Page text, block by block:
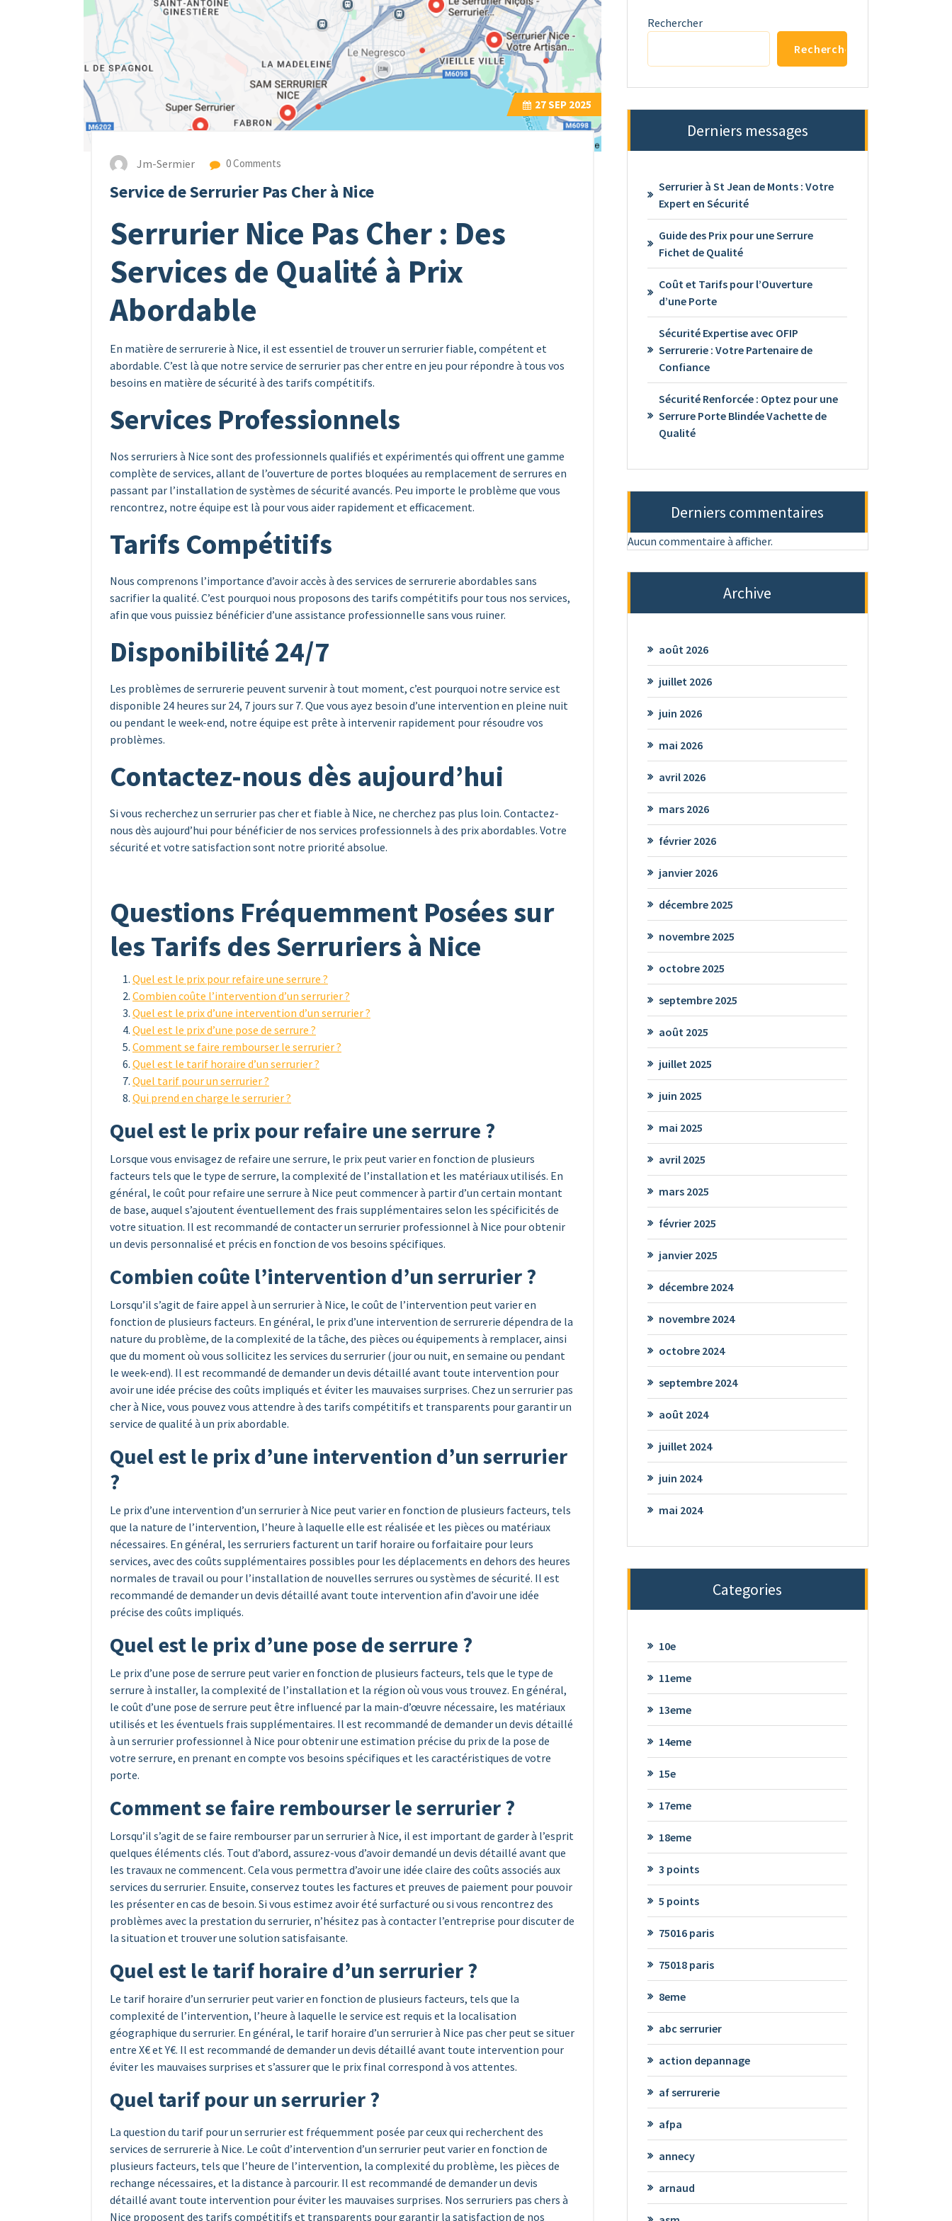
27SEP 2025
Jm-Sermier 0 Comments
Service de Serrurier Pas Cher à Nice
Serrurier Nice Pas Cher : Des
Services de Qualité à Prix
Abordable
En matière de serrurerie à Nice, il est essentiel de trouver un serrurier fiable, compétent et
abordable. C’est là que notre service de serrurier pas cher entre en jeu pour répondre à tous vos
besoins en matière de sécurité à des tarifs compétitifs.
Services Professionnels
Nos serruriers à Nice sont des professionnels qualifiés et expérimentés qui offrent une gamme
complète de services, allant de l’ouverture de portes bloquées au remplacement de serrures en
passant par l’installation de systèmes de sécurité avancés. Peu importe le problème que vous
rencontrez, notre équipe est là pour vous aider rapidement et efficacement.
Tarifs Compétitifs
Nous comprenons l’importance d’avoir accès à des services de serrurerie abordables sans
sacrifier la qualité. C’est pourquoi nous proposons des tarifs compétitifs pour tous nos services,
afin que vous puissiez bénéficier d’une assistance professionnelle sans vous ruiner.
Disponibilité 24/7
Les problèmes de serrurerie peuvent survenir à tout moment, c’est pourquoi notre service est
disponible 24 heures sur 24, 7 jours sur 7. Que vous ayez besoin d’une intervention en pleine nuit
ou pendant le week-end, notre équipe est prête à intervenir rapidement pour résoudre vos
problèmes.
Contactez-nous dès aujourd’hui
Si vous recherchez un serrurier pas cher et fiable à Nice, ne cherchez pas plus loin. Contactez-
nous dès aujourd’hui pour bénéficier de nos services professionnels à des prix abordables. Votre
sécurité et votre satisfaction sont notre priorité absolue.
Questions Fréquemment Posées sur
les Tarifs des Serruriers à Nice
Quel est le prix pour refaire une serrure ?
Combien coûte l’intervention d’un serrurier ?
Quel est le prix d’une intervention d’un serrurier ?
Quel est le prix d’une pose de serrure ?
Comment se faire rembourser le serrurier ?
Quel est le tarif horaire d’un serrurier ?
Quel tarif pour un serrurier ?
Qui prend en charge le serrurier ?
Quel est le prix pour refaire une serrure ?
Lorsque vous envisagez de refaire une serrure, le prix peut varier en fonction de plusieurs
facteurs tels que le type de serrure, la complexité de l’installation et les matériaux utilisés. En
général, le coût pour refaire une serrure à Nice peut commencer à partir d’un certain montant
de base, auquel s’ajoutent éventuellement des frais supplémentaires selon les spécificités de
votre situation. Il est recommandé de contacter un serrurier professionnel à Nice pour obtenir
un devis personnalisé et précis en fonction de vos besoins spécifiques.
Combien coûte l’intervention d’un serrurier ?
Lorsqu’il s’agit de faire appel à un serrurier à Nice, le coût de l’intervention peut varier en
fonction de plusieurs facteurs. En général, le prix d’une intervention de serrurerie dépendra de la
nature du problème, de la complexité de la tâche, des pièces ou équipements à remplacer, ainsi
que du moment où vous sollicitez les services du serrurier (jour ou nuit, en semaine ou pendant
le week-end). Il est recommandé de demander un devis détaillé avant toute intervention pour
avoir une idée précise des coûts impliqués et éviter les mauvaises surprises. Chez un serrurier pas
cher à Nice, vous pouvez vous attendre à des tarifs compétitifs et transparents pour garantir un
service de qualité à un prix abordable.
Quel est le prix d’une intervention d’un serrurier
?
Le prix d’une intervention d’un serrurier à Nice peut varier en fonction de plusieurs facteurs, tels
que la nature de l’intervention, l’heure à laquelle elle est réalisée et les pièces ou matériaux
nécessaires. En général, les serruriers facturent un tarif horaire ou forfaitaire pour leurs
services, avec des coûts supplémentaires possibles pour les déplacements en dehors des heures
normales de travail ou pour l’installation de nouvelles serrures ou systèmes de sécurité. Il est
recommandé de demander un devis détaillé avant toute intervention afin d’avoir une idée
précise des coûts impliqués.
Quel est le prix d’une pose de serrure ?
Le prix d’une pose de serrure peut varier en fonction de plusieurs facteurs, tels que le type de
serrure à installer, la complexité de l’installation et la région où vous vous trouvez. En général,
le coût d’une pose de serrure peut être influencé par la main-d’œuvre nécessaire, les matériaux
utilisés et les éventuels frais supplémentaires. Il est recommandé de demander un devis détaillé
à un serrurier professionnel à Nice pour obtenir une estimation précise du prix de la pose de
votre serrure, en prenant en compte vos besoins spécifiques et les caractéristiques de votre
porte.
Comment se faire rembourser le serrurier ?
Lorsqu’il s’agit de se faire rembourser par un serrurier à Nice, il est important de garder à l’esprit
quelques éléments clés. Tout d’abord, assurez-vous d’avoir demandé un devis détaillé avant que
les travaux ne commencent. Cela vous permettra d’avoir une idée claire des coûts associés aux
services du serrurier. Ensuite, conservez toutes les factures et preuves de paiement pour pouvoir
les présenter en cas de besoin. Si vous estimez avoir été surfacturé ou si vous rencontrez des
problèmes avec la prestation du serrurier, n’hésitez pas à contacter l’entreprise pour discuter de
la situation et trouver une solution satisfaisante.
Quel est le tarif horaire d’un serrurier ?
Le tarif horaire d’un serrurier peut varier en fonction de plusieurs facteurs, tels que la
complexité de l’intervention, l’heure à laquelle le service est requis et la localisation
géographique du serrurier. En général, le tarif horaire d’un serrurier à Nice pas cher peut se situer
entre X€ et Y€. Il est recommandé de demander un devis détaillé avant toute intervention pour
éviter les mauvaises surprises et s’assurer que le prix final correspond à vos attentes.
Quel tarif pour un serrurier ?
La question du tarif pour un serrurier est fréquemment posée par ceux qui recherchent des
services de serrurerie à Nice. Le coût d’intervention d’un serrurier peut varier en fonction de
plusieurs facteurs, tels que l’heure de l’intervention, la complexité du problème, les pièces de
rechange nécessaires, et la distance à parcourir. Il est recommandé de demander un devis
détaillé avant toute intervention pour éviter les mauvaises surprises. Nos serruriers pas chers à
Nice proposent des tarifs compétitifs et transparents pour garantir la satisfaction de nos
Rechercher
Rechercher
Derniers messages
Serrurier à St Jean de Monts : Votre
Expert en Sécurité
Guide des Prix pour une Serrure
Fichet de Qualité
Coût et Tarifs pour l’Ouverture
d’une Porte
Sécurité Expertise avec OFIP
Serrurerie : Votre Partenaire de
Confiance
Sécurité Renforcée : Optez pour une
Serrure Porte Blindée Vachette de
Qualité
Derniers commentaires
Aucun commentaire à afficher.
Archive
août 2026
juillet 2026
juin 2026
mai 2026
avril 2026
mars 2026
février 2026
janvier 2026
décembre 2025
novembre 2025
octobre 2025
septembre 2025
août 2025
juillet 2025
juin 2025
mai 2025
avril 2025
mars 2025
février 2025
janvier 2025
décembre 2024
novembre 2024
octobre 2024
septembre 2024
août 2024
juillet 2024
juin 2024
mai 2024
Categories
10e
11eme
13eme
14eme
15e
17eme
18eme
3 points
5 points
75016 paris
75018 paris
8eme
abc serrurier
action depannage
af serrurerie
afpa
annecy
arnaud